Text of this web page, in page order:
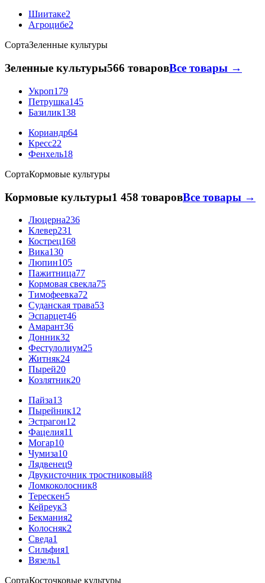
Шиитаке2
Агроцибе2
СортаЗеленные культуры
Зеленные культуры566 товаровВсе товары →
Укроп179
Петрушка145
Базилик138
Кориандр64
Кресс22
Фенхель18
СортаКормовые культуры
Кормовые культуры1 458 товаровВсе товары →
Люцерна236
Клевер231
Кострец168
Вика130
Люпин105
Пажитница77
Кормовая свекла75
Тимофеевка72
Суданская трава53
Эспарцет46
Амарант36
Донник32
Фестулолиум25
Житняк24
Пырей20
Козлятник20
Пайза13
Пырейник12
Эстрагон12
Фацелия11
Могар10
Чумиза10
Лядвенец9
Двукисточник тростниковый8
Ломкоколосник8
Терескен5
Кейреук3
Бекмания2
Колосняк2
Сведа1
Сильфия1
Вязель1
СортаКосточковые культуры